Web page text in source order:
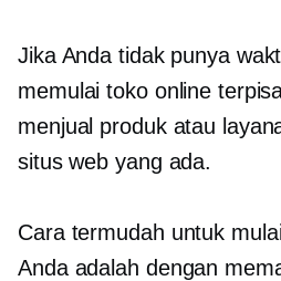
Jika Anda tidak punya
memulai toko online
menjual produk atau
situs web yang ada.
Cara termudah untuk
Anda adalah dengan